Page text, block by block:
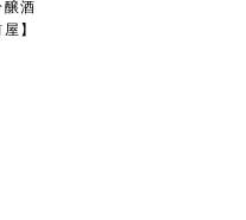
醸酒
】